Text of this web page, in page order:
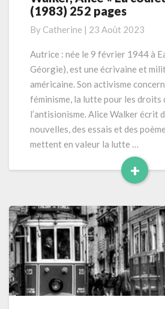
Alice
couleur
pourpre »
252
pages
(1983) 252 pages
By Catherine | 23 Août 2023
Autrice : née le 9 février 1944 à
Géorgie), est une écrivaine et
américaine. Son activisme
féminisme, la lutte pour les droits
l’antisionisme. Alice Walker écrit
nouvelles, des essais et des
mettent en valeur la lutte …
+
Read